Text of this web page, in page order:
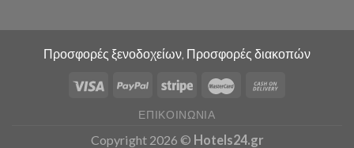
Προσφορές ξενοδοχείων, Προσφορές διακοπών
ΕΠΙΚΟΙΝΩΝΊΑ
Copyright 2026 © Hotels24.gr